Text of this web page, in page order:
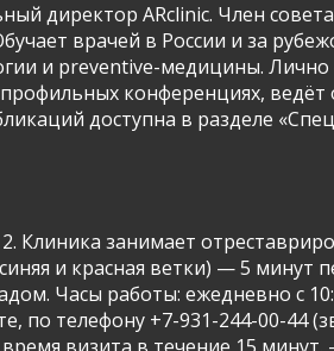
директор ARclinic. Член
врачей в России и за
и preventive-медицины. Лично
конференциях,
доступна в разделе
Клиника занимает
и красная ветки) — 5
Часы работы: ежедневно с
по телефону +7-931-244-00-44
визита в течение 15